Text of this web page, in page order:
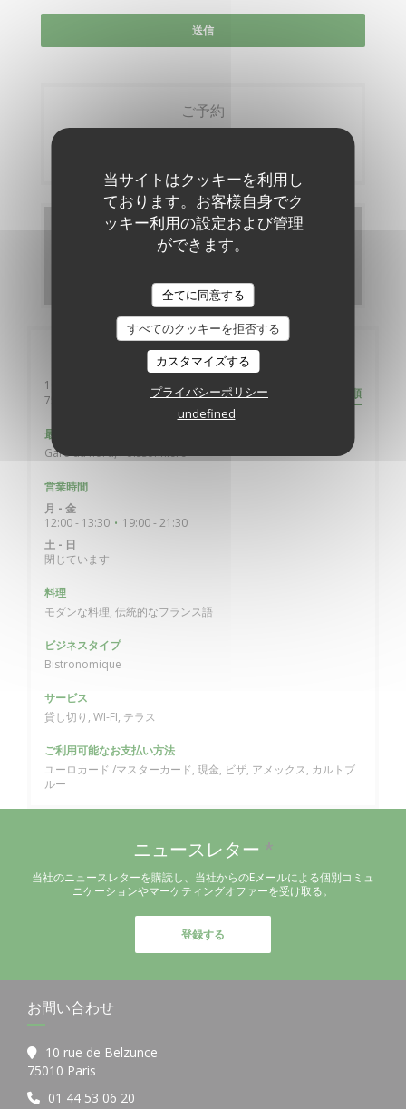
当サイトはクッキーを利用し
ております。お客様自身でク
ッキー利用の設定および管理
ができます。
全てに同意する
すべてのクッキーを拒否する
カスタマイズする
プライバシーポリシー
undefined
ご予約
メニュー
店舗情報
10 rue de Belzunce
75010 Paris
((新しいウィンドウで開きます)) 道順
最寄り駅
Gare du nord, Poissonnière
営業時間
月 - 金
12:00 - 13:30 • 19:00 - 21:30
土 - 日
閉じています
料理
モダンな料理, 伝統的なフランス語
ビジネスタイプ
Bistronomique
サービス
貸し切り, WI-FI, テラス
ご利用可能なお支払い方法
ユーロカード /マスターカード, 現金, ビザ, アメックス, カルトブ
ルー
ニュースレター *
当社のニュースレターを購読し、当社からのEメールによる個別コミュ
ニケーションやマーケティングオファーを受け取る。
登録する
お問い合わせ
10 rue de Belzunce
75010 Paris
01 44 53 06 20